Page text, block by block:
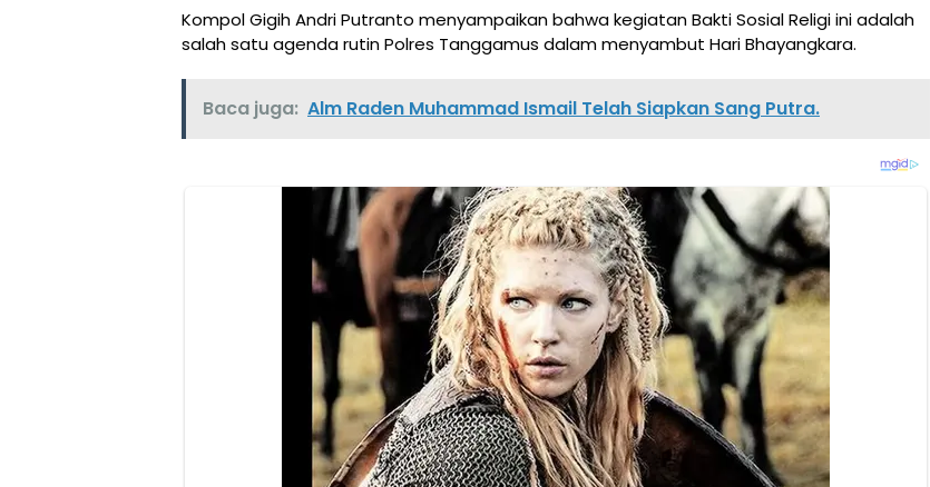
Kompol Gigih Andri Putranto menyampaikan bahwa kegiatan Bakti Sosial Religi ini adalah
salah satu agenda rutin Polres Tanggamus dalam menyambut Hari Bhayangkara.
Baca juga: Alm Raden Muhammad Ismail Telah Siapkan Sang Putra.